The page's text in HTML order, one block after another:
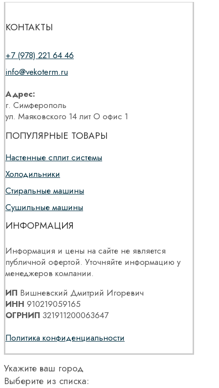
КОНТАКТЫ
+7 (978) 221 64 46
info@vekoterm.ru
Адрес:
г. Симферополь
ул. Маяковского 14 лит О офис 1
ПОПУЛЯРНЫЕ ТОВАРЫ
Настенные сплит системы
Холодильники
Стиральные машины
Сушильные машины
ИНФОРМАЦИЯ
Информация и цены на сайте не является
публичной офертой. Уточняйте информацию у
менеджеров компании.
ИП Вишневский Дмитрий Игоревич
ИНН 910219059165
ОГРНИП 321911200063647
Политика конфиденциальности
Укажите ваш город
Выберите из списка: